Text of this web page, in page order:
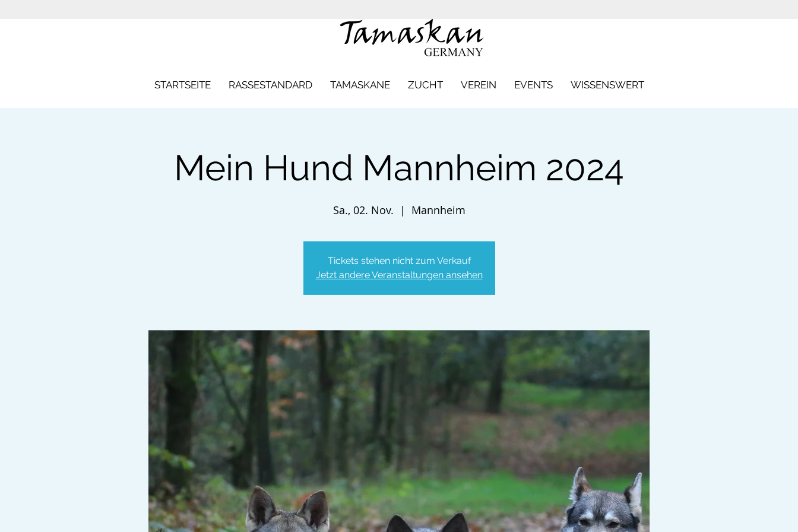
STARTSEITE RASSESTANDARD TAMASKANE ZUCHT VEREIN EVENTS WISSENSWERT
Mein Hund Mannheim 2024
Sa., 02. Nov.
  |
Mannheim
Tickets stehen nicht zum Verkauf
Jetzt andere Veranstaltungen ansehen